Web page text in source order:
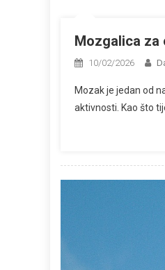
Mozgalica za
10/02/2026
Mozak je jedan od
aktivnosti. Kao što